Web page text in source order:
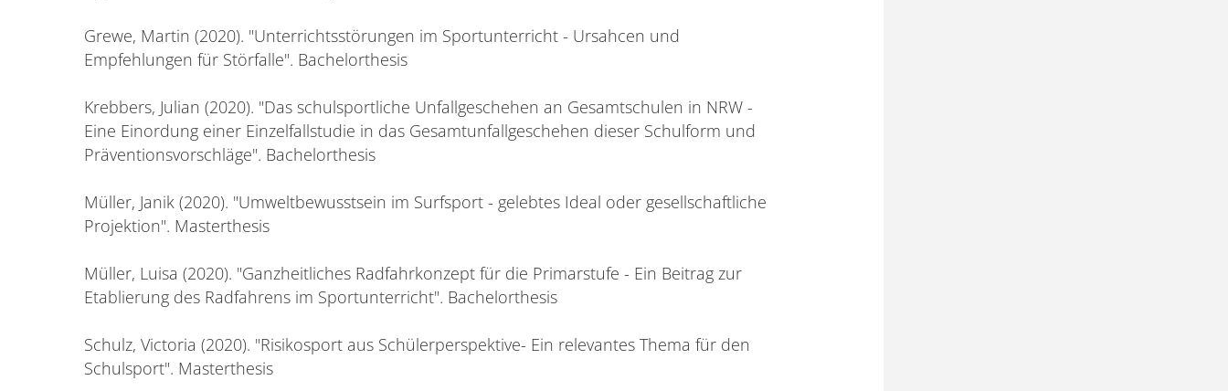
Grewe, Martin (2020). "Unterrichtsstörungen im Sportunterricht - Ursahcen und
Empfehlungen für Störfalle". Bachelorthesis
Krebbers, Julian (2020). "Das schulsportliche Unfallgeschehen an Gesamtschulen in NRW -
Eine Einordung einer Einzelfallstudie in das Gesamtunfallgeschehen dieser Schulform und
Präventionsvorschläge". Bachelorthesis
Müller, Janik (2020). "Umweltbewusstsein im Surfsport - gelebtes Ideal oder gesellschaftliche
Projektion". Masterthesis
Müller, Luisa (2020). "Ganzheitliches Radfahrkonzept für die Primarstufe - Ein Beitrag zur
Etablierung des Radfahrens im Sportunterricht". Bachelorthesis
Schulz, Victoria (2020). "Risikosport aus Schülerperspektive- Ein relevantes Thema für den
Schulsport". Masterthesis